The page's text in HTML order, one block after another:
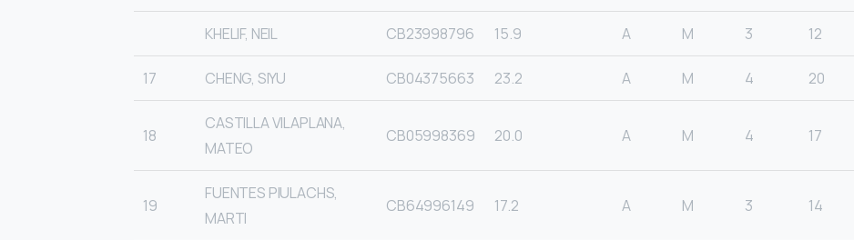
KHELIF, NEIL CB23998796 15.9 A M 3 12
17 CHENG, SIYU CB04375663 23.2 A M 4 20
18
CASTILLA VILAPLANA,
MATEO
CB05998369 20.0 A M 4 17
19
FUENTES PIULACHS,
MARTI
CB64996149 17.2 A M 3 14